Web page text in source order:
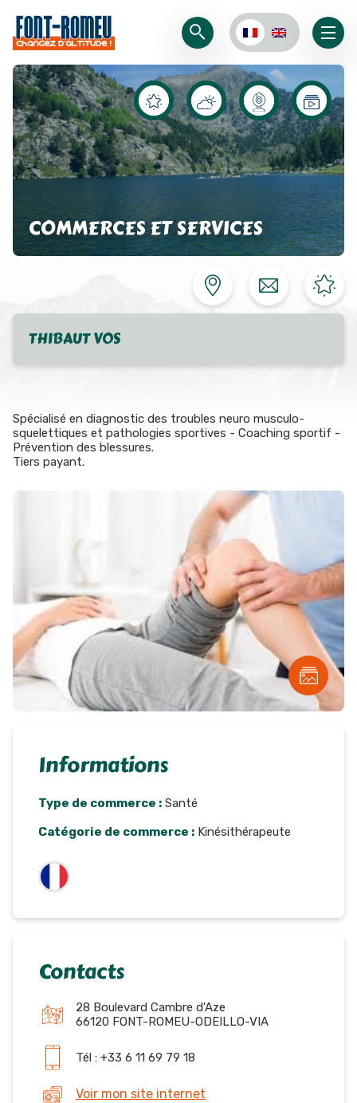
COMMERCES ET SERVICES
THIBAUT VOS
Spécialisé en diagnostic des troubles neuro musculo-
squelettiques et pathologies sportives - Coaching sportif -
Prévention des blessures.
Tiers payant.
Informations
Type de commerce : Santé
Catégorie de commerce : Kinésithérapeute
Contacts
28 Boulevard Cambre d'Aze
66120 FONT-ROMEU-ODEILLO-VIA
Tél : +33 6 11 69 79 18
Voir mon site internet